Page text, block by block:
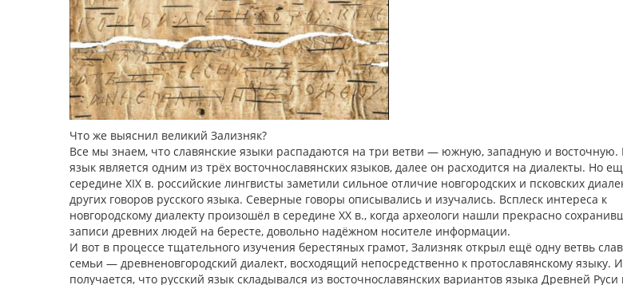
Что же выяснил великий Зализняк?
Все мы знаем, что славянские языки распадаются на три ветви — южную, западную и восточную.
язык является одним из трёх восточнославянских языков, далее он расходится на диалекты. Но
середине XIX в. российские лингвисты заметили сильное отличие новгородских и псковских
других говоров русского языка. Северные говоры описывались и изучались. Всплеск интереса к
новгородскому диалекту произошёл в середине ХХ в., когда археологи нашли прекрасно
записи древних людей на бересте, довольно надёжном носителе информации.
И вот в процессе тщательного изучения берестяных грамот, Зализняк открыл ещё одну ветвь
семьи — древненовгородский диалект, восходящий непосредственно к протославянскому языку. И
получается, что русский язык складывался из восточнославянских вариантов языка Древней Руси